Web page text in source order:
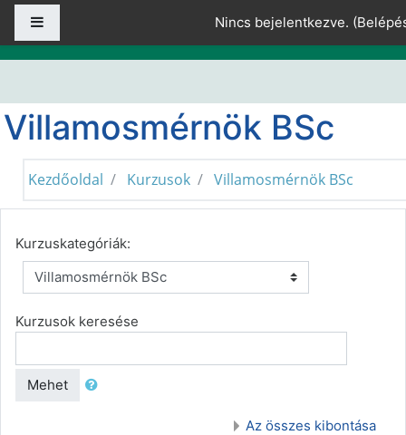
Tovább a fő tartalomhoz
Nincs bejelentkezve. (
Villamosmérnök BSc
Kezdőoldal Kurzusok Villamosmérnök BSc
Kurzuskategóriák:
Kurzusok keresése
Mehet
Az összes kibontása